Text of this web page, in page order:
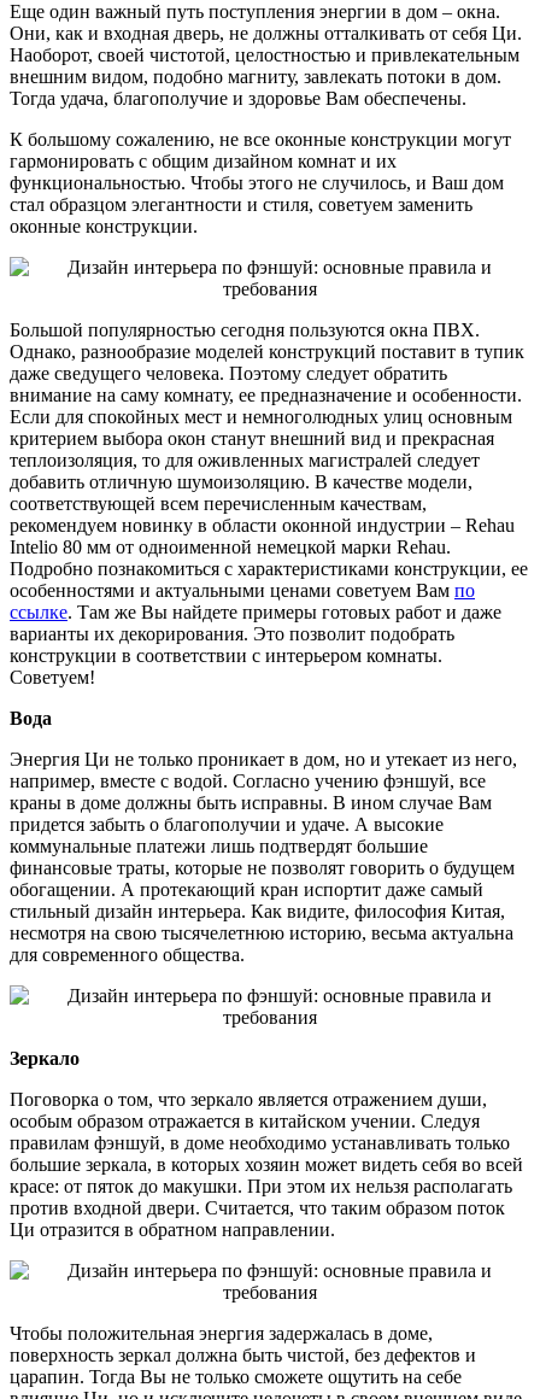
Еще один важный путь поступления энергии в дом – окна.
Они, как и входная дверь, не должны отталкивать от себя Ци.
Наоборот, своей чистотой, целостностью и привлекательным
внешним видом, подобно магниту, завлекать потоки в дом.
Тогда удача, благополучие и здоровье Вам обеспечены.
К большому сожалению, не все оконные конструкции могут
гармонировать с общим дизайном комнат и их
функциональностью. Чтобы этого не случилось, и Ваш дом
стал образцом элегантности и стиля, советуем заменить
оконные конструкции.
Большой популярностью сегодня пользуются окна ПВХ.
Однако, разнообразие моделей конструкций поставит в тупик
даже сведущего человека. Поэтому следует обратить
внимание на саму комнату, ее предназначение и особенности.
Если для спокойных мест и немноголюдных улиц основным
критерием выбора окон станут внешний вид и прекрасная
теплоизоляция, то для оживленных магистралей следует
добавить отличную шумоизоляцию. В качестве модели,
соответствующей всем перечисленным качествам,
рекомендуем новинку в области оконной индустрии – Rehau
Intelio 80 мм от одноименной немецкой марки Rehau.
Подробно познакомиться с характеристиками конструкции, ее
особенностями и актуальными ценами советуем Вам по
ссылке. Там же Вы найдете примеры готовых работ и даже
варианты их декорирования. Это позволит подобрать
конструкции в соответствии с интерьером комнаты.
Советуем!
Вода
Энергия Ци не только проникает в дом, но и утекает из него,
например, вместе с водой. Согласно учению фэншуй, все
краны в доме должны быть исправны. В ином случае Вам
придется забыть о благополучии и удаче. А высокие
коммунальные платежи лишь подтвердят большие
финансовые траты, которые не позволят говорить о будущем
обогащении. А протекающий кран испортит даже самый
стильный дизайн интерьера. Как видите, философия Китая,
несмотря на свою тысячелетнюю историю, весьма актуальна
для современного общества.
Зеркало
Поговорка о том, что зеркало является отражением души,
особым образом отражается в китайском учении. Следуя
правилам фэншуй, в доме необходимо устанавливать только
большие зеркала, в которых хозяин может видеть себя во всей
красе: от пяток до макушки. При этом их нельзя располагать
против входной двери. Считается, что таким образом поток
Ци отразится в обратном направлении.
Чтобы положительная энергия задержалась в доме,
поверхность зеркал должна быть чистой, без дефектов и
царапин. Тогда Вы не только сможете ощутить на себе